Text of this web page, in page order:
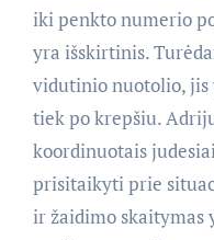
iki penkto numerio
yra išskirtinis.
vidutinio nuotolio,
tiek po krepšiu.
koordinuotais
prisitaikyti prie
ir žaidimo skaitymas